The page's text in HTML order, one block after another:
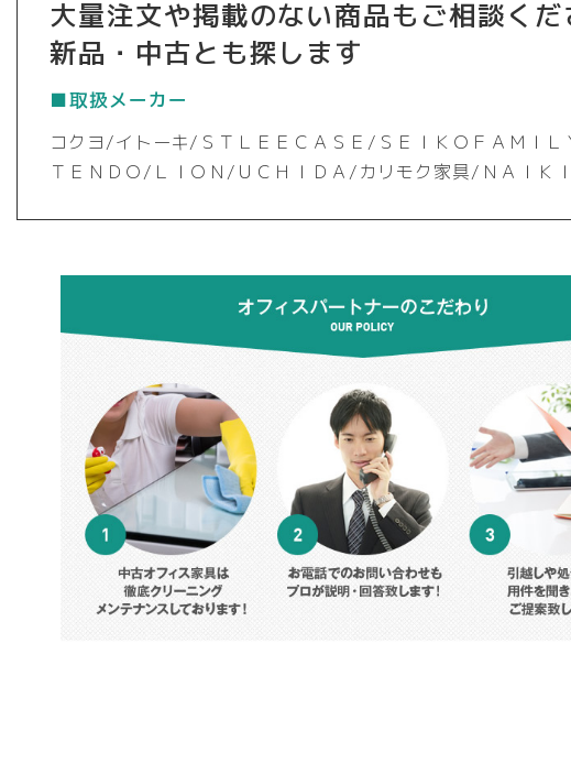
大量注文や掲載のない商品もご相談くだ
新品・中古とも探します
■取扱メーカー
コクヨ/イトーキ/ＳＴＬＥＥＣＡＳＥ/ＳＥＩＫＯＦＡＭＩ
ＴＥＮＤＯ/ＬＩＯＮ/ＵＣＨＩＤＡ/カリモク家具/ＮＡＩＫ